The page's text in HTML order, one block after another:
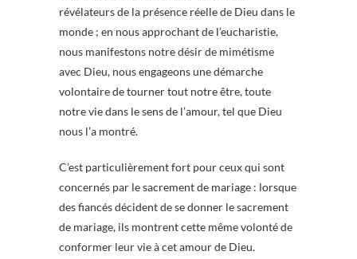
révélateurs de la présence réelle de Dieu dans le
monde ; en nous approchant de l’eucharistie,
nous manifestons notre désir de mimétisme
avec Dieu, nous engageons une démarche
volontaire de tourner tout notre être, toute
notre vie dans le sens de l’amour, tel que Dieu
nous l’a montré.
C’est particulièrement fort pour ceux qui sont
concernés par le sacrement de mariage : lorsque
des fiancés décident de se donner le sacrement
de mariage, ils montrent cette même volonté de
conformer leur vie à cet amour de Dieu.